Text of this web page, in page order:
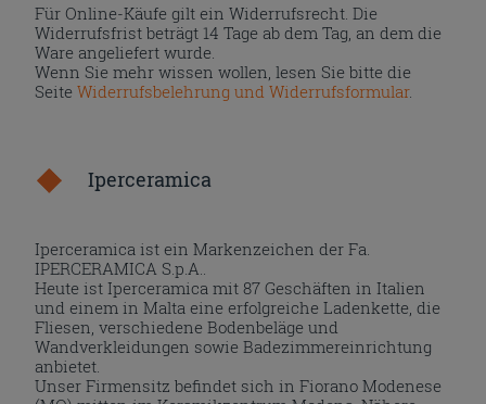
Für Online-Käufe gilt ein Widerrufsrecht. Die
Widerrufsfrist beträgt 14 Tage ab dem Tag, an dem die
Ware angeliefert wurde.
Wenn Sie mehr wissen wollen, lesen Sie bitte die
SeiteWiderrufsbelehrung und Widerrufsformular.
Iperceramica
Iperceramica ist ein Markenzeichen der Fa.
IPERCERAMICA S.p.A..
Heute ist Iperceramica mit 87 Geschäften in Italien
und einem in Malta eine erfolgreiche Ladenkette, die
Fliesen, verschiedene Bodenbeläge und
Wandverkleidungen sowie Badezimmereinrichtung
anbietet.
Unser Firmensitz befindet sich in Fiorano Modenese